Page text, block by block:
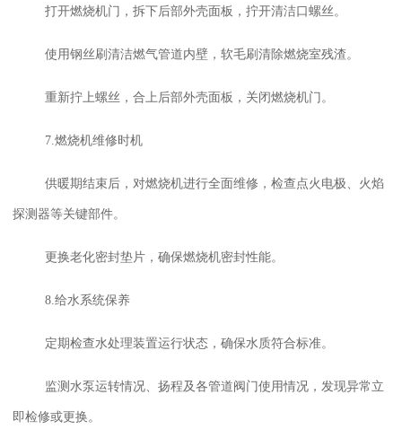
打开燃烧机门，拆下后部外壳面板，拧开清洁口螺丝。
使用钢丝刷清洁燃气管道内壁，软毛刷清除燃烧室残渣。
重新拧上螺丝，合上后部外壳面板，关闭燃烧机门。
7.燃烧机维修时机
供暖期结束后，对燃烧机进行全面维修，检查点火电极、火焰
探测器等关键部件。
更换老化密封垫片，确保燃烧机密封性能。
8.给水系统保养
定期检查水处理装置运行状态，确保水质符合标准。
监测水泵运转情况、扬程及各管道阀门使用情况，发现异常立
即检修或更换。